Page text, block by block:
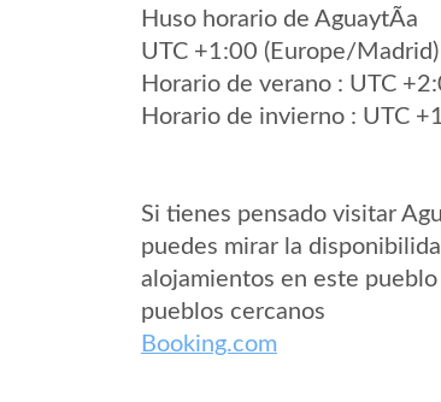
Huso horario de AguaytÃ­a
UTC +1:00 (Europe/Madrid)
Horario de verano : UTC
Horario de invierno : UTC
Si tienes pensado visitar
puedes mirar la
alojamientos en este pueblo
pueblos cercanos
Booking.com